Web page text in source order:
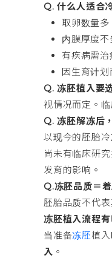
Q. 什么人适合
取卵数量
内膜厚度
有疾病需
因生育计
Q. 冻胚植入要
视情况而定。
Q. 冻胚解冻后
以现今的胚胎
尚未有临床研
发育的影响。
Q.冻胚品质＝
胚胎品质不代
冻胚植入流程
当准备冻胚植
入 。